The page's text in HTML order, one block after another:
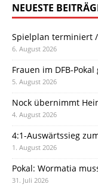
NEUESTE
Spielplan terminiert /
6. August 2026
Frauen im DFB-
5. August 2026
Nock übernimmt
4. August 2026
4:1-Auswärtssieg
1. August 2026
Pokal: Wormatia
31. Juli 2026